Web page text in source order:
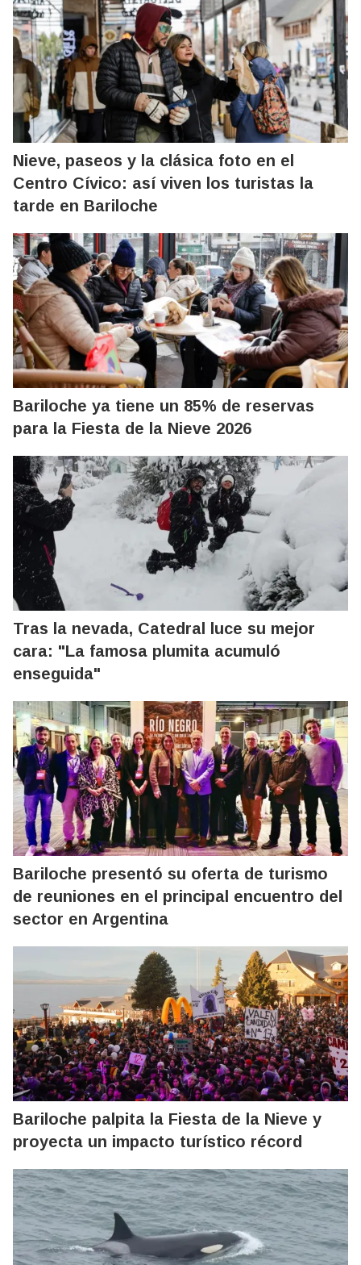
Nieve, paseos y la clásica foto en el
Centro Cívico: así viven los turistas la
tarde en Bariloche
Bariloche ya tiene un 85% de reservas
para la Fiesta de la Nieve 2026
Tras la nevada, Catedral luce su mejor
cara: "La famosa plumita acumuló
enseguida"
Bariloche presentó su oferta de turismo
de reuniones en el principal encuentro del
sector en Argentina
Bariloche palpita la Fiesta de la Nieve y
proyecta un impacto turístico récord